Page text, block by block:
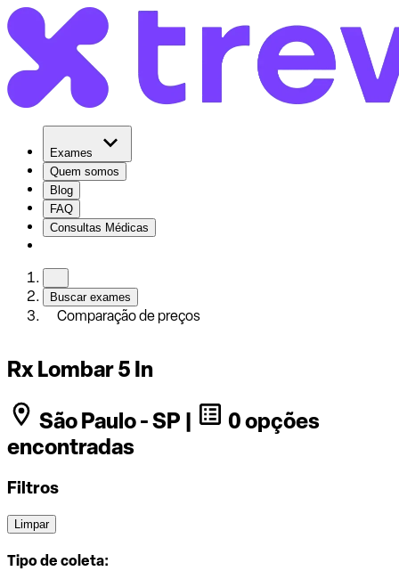
Exames
Quem somos
Blog
FAQ
Consultas Médicas
Buscar exames
Comparação de preços
Rx Lombar 5 In
São Paulo - SP |
0 opções
encontradas
Filtros
Limpar
Tipo de coleta: